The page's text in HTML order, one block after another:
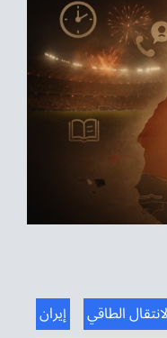
اقتصاد
مقالات
موسيقى الشرق
إيران
الطاقي